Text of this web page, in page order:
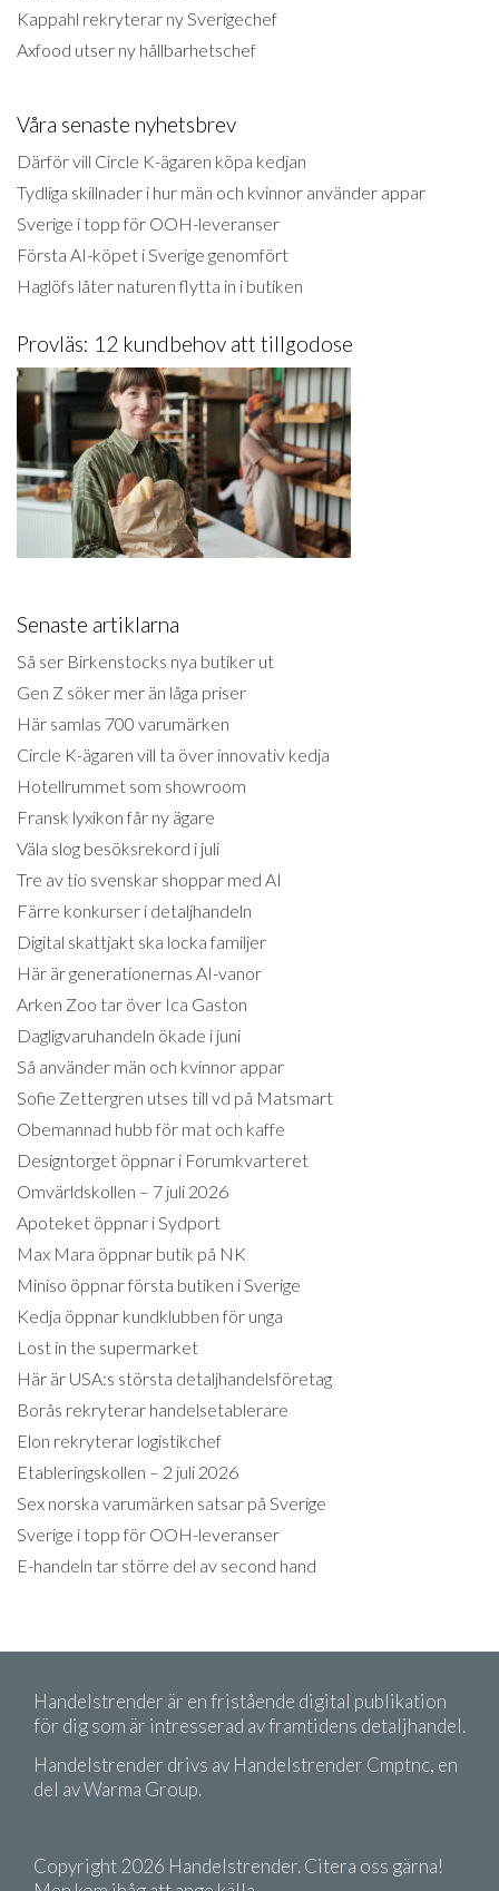
Kappahl rekryterar ny Sverigechef
Axfood utser ny hållbarhetschef
Våra senaste nyhetsbrev
Därför vill Circle K-ägaren köpa kedjan
Tydliga skillnader i hur män och kvinnor använder appar
Sverige i topp för OOH-leveranser
Första AI-köpet i Sverige genomfört
Haglöfs låter naturen flytta in i butiken
Provläs: 12 kundbehov att tillgodose
Senaste artiklarna
Så ser Birkenstocks nya butiker ut
Gen Z söker mer än låga priser
Här samlas 700 varumärken
Circle K-ägaren vill ta över innovativ kedja
Hotellrummet som showroom
Fransk lyxikon får ny ägare
Väla slog besöksrekord i juli
Tre av tio svenskar shoppar med AI
Färre konkurser i detaljhandeln
Digital skattjakt ska locka familjer
Här är generationernas AI-vanor
Arken Zoo tar över Ica Gaston
Dagligvaruhandeln ökade i juni
Så använder män och kvinnor appar
Sofie Zettergren utses till vd på Matsmart
Obemannad hubb för mat och kaffe
Designtorget öppnar i Forumkvarteret
Omvärldskollen – 7 juli 2026
Apoteket öppnar i Sydport
Max Mara öppnar butik på NK
Miniso öppnar första butiken i Sverige
Kedja öppnar kundklubben för unga
Lost in the supermarket
Här är USA:s största detaljhandelsföretag
Borås rekryterar handelsetablerare
Elon rekryterar logistikchef
Etableringskollen – 2 juli 2026
Sex norska varumärken satsar på Sverige
Sverige i topp för OOH-leveranser
E-handeln tar större del av second hand
Handelstrender är en fristående digital publikation
för dig som är intresserad av framtidens detaljhandel.
Handelstrender drivs av Handelstrender Cmptnc, en
del av Warma Group.
Copyright 2026 Handelstrender. Citera oss gärna!